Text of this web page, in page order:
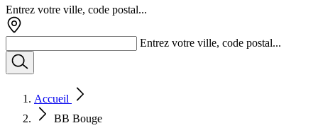
Entrez votre ville, code postal...
Entrez votre ville, code postal...
Accueil
BB Bouge